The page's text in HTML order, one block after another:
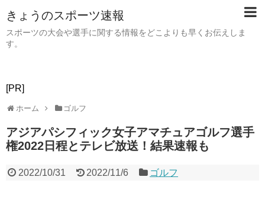
きょうのスポーツ速報
スポーツの大会や選手に関する情報をどこよりも早くお伝えしま
す。
[PR]
ホーム ゴルフ
アジアパシフィック女子アマチュアゴルフ選手
権2022日程とテレビ放送！結果速報も
2022/10/31 2022/11/6 ゴルフ